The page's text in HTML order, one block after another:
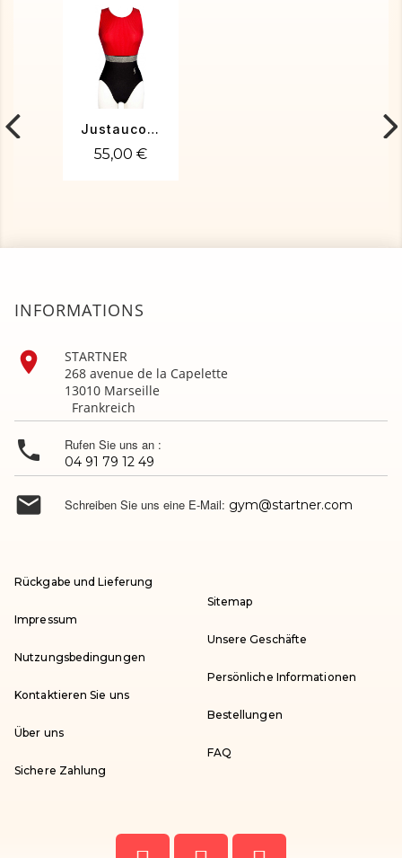
Justaucorps de gym PENELOPE-02
55,00 €
INFORMATIONS

STARTNER
268 avenue de la Capelette
13010 Marseille
Frankreich
 Rufen Sie uns an :
04 91 79 12 49
 Schreiben Sie uns eine E-Mail: gym@startner.com
Rückgabe und Lieferung
Impressum
Nutzungsbedingungen
Kontaktieren Sie uns
Über uns
Sichere Zahlung
Sitemap
Unsere Geschäfte
Persönliche Informationen
Bestellungen
FAQ